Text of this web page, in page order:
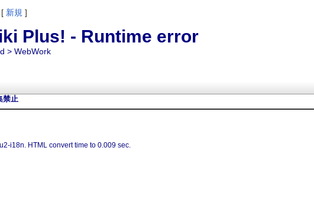
新規 ]
Plus! - Runtime error
> WebWork
禁止
i18n. HTML convert time to 0.009 sec.